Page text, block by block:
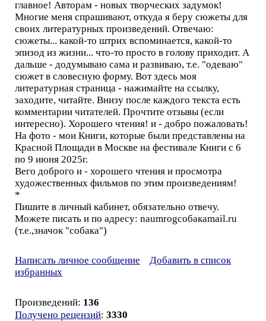
главное! Авторам - новых творческих задумок!
Многие меня спрашивают, откуда я беру сюжеты для
своих литературных произведений. Отвечаю:
сюжеты... какой-то штрих вспоминается, какой-то
эпизод из жизни... что-то просто в голову приходит. А
дальше - додумываю сама и развиваю, т.е. "одеваю"
сюжет в словесную форму. Вот здесь моя
литературная страница - нажимайте на ссылку,
заходите, читайте. Внизу после каждого текста есть
комментарии читателей. Прочтите отзывы (если
интересно). Хорошего чтения! и - добро пожаловать!
На фото - мои Книги, которые были представлены на
Красной Площади в Москве на фестивале Книги с 6
по 9 июня 2025г.
Вего доброго и - хорошего чтения и просмотра
художественных фильмов по этим произведениям!
*
Пишите в личный кабинет, обязательно отвечу.
Можете писать и по адресу: naumrogсобакаmail.ru
(т.е.,значок "собака")
Написать личное сообщение
Добавить в список
избранных
Произведений: 136
Получено рецензий: 3330